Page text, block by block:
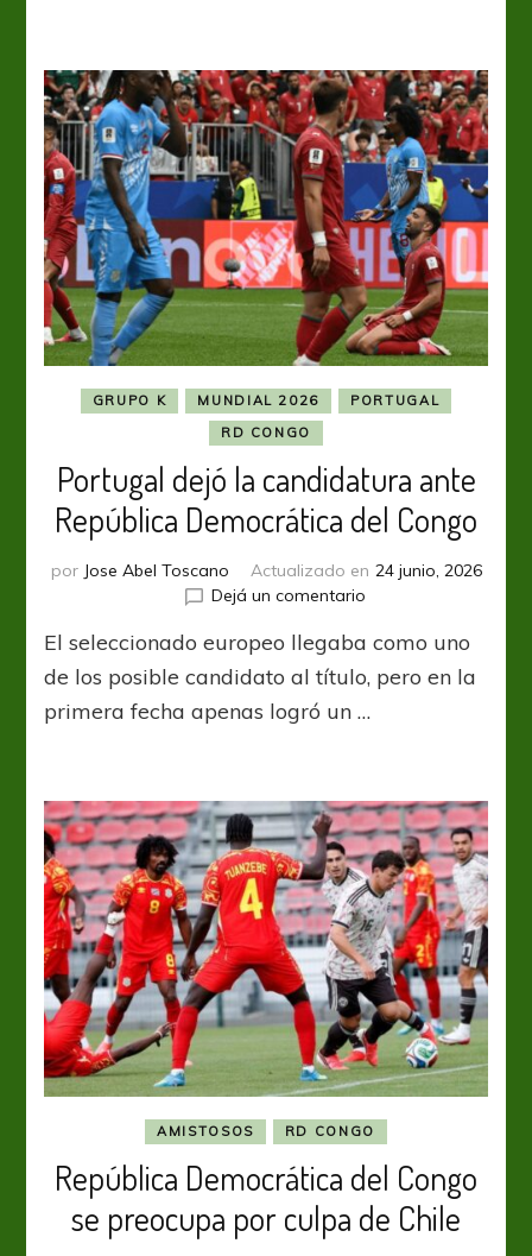
GRUPO K MUNDIAL 2026
PORTUGAL
RD CONGO
Portugal dejó la candidatura ante
República Democrática del Congo
por Jose Abel Toscano Actualizado en 24 junio, 2026
Dejá un comentarioen
dejó
la
candidatura
ante
Congo
El seleccionado europeo llegaba como uno
de los posible candidato al título, pero en la
primera fecha apenas logró un …
AMISTOSOS RD CONGO
República Democrática del Congo
se preocupa por culpa de Chile